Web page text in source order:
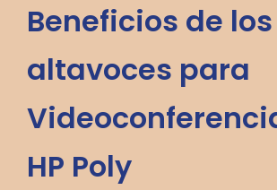
Beneficios de los
altavoces para
HP Poly